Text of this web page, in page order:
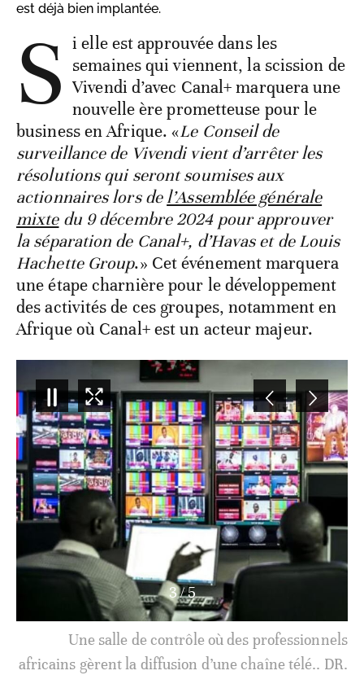
est déjà bien implantée.
S i elle est approuvée dans les
semaines qui viennent, la scission de
Vivendi d’avec Canal+ marquera une
nouvelle ère prometteuse pour le
business en Afrique. «Le Conseil de
surveillance de Vivendi vient d’arrêter les
résolutions qui seront soumises aux
actionnaires lors del’Assemblée générale
mixtedu 9 décembre 2024 pour approuver
la séparation de Canal+, d’Havas et de Louis
Hachette Group.» Cet événement marquera
une étape charnière pour le développement
des activités de ces groupes, notamment en
Afrique où Canal+ est un acteur majeur.
3/5
Une salle de contrôle où des professionnels
africains gèrent la diffusion d’une chaîne télé.. DR.